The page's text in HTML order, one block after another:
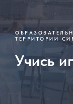
ТЕРРИТОРИИ
Учись